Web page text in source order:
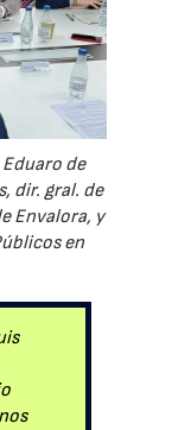
de
dir. gral. de
Envalora, y
en